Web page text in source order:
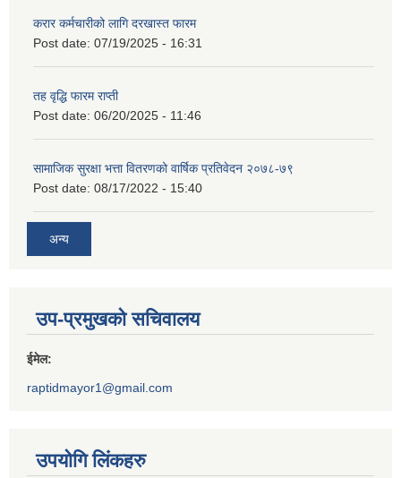
करार कर्मचारीको लागि दरखास्त फारम
Post date: 07/19/2025 - 16:31
तह वृद्धि फारम राप्ती
Post date: 06/20/2025 - 11:46
सामाजिक सुरक्षा भत्ता वितरणको वार्षिक प्रतिवेदन २०७८-७९
Post date: 08/17/2022 - 15:40
अन्य
उप-प्रमुखको सचिवालय
ईमेल:
raptidmayor1@gmail.com
उपयोगि लिंकहरु